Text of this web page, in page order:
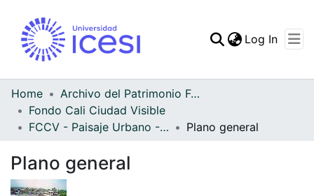
Log In
Home
Archivo del Patrimonio Fotográfico y Fílmico del Valle del Cauca
Fondo Cali Ciudad Visible
FCCV - Paisaje Urbano - Patrimonial
Plano general
Plano general